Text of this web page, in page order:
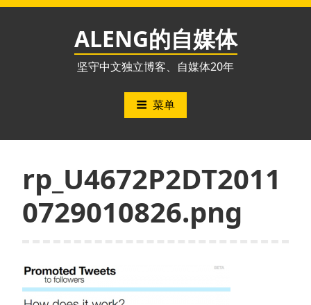
跳
ALENG的自媒体
坚守中文独立博客、自媒体20年
菜单
rp_U4672P2DT2011
0729010826.png